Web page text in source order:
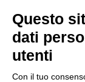
TEP spa
Via Taro 12
43125 Parma
Tel. 0521.2141
Questo
dati
utenti
Con il tuo